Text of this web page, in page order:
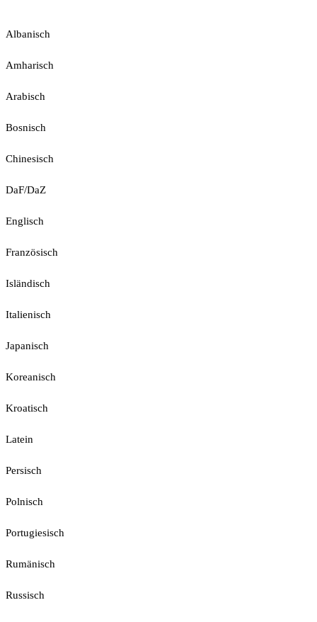
Albanisch
Amharisch
Arabisch
Bosnisch
Chinesisch
DaF/DaZ
Englisch
Französisch
Isländisch
Italienisch
Japanisch
Koreanisch
Kroatisch
Latein
Persisch
Polnisch
Portugiesisch
Rumänisch
Russisch